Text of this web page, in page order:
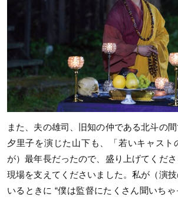
また、夫の雄司、旧知の仲である北斗の
夕里子を演じた山下も、「若いキャスト
が）最年長だったので、盛り上げてくださ
現場を支えてくださいました。私が（演
いるときに “僕は監督にたくさん聞いち